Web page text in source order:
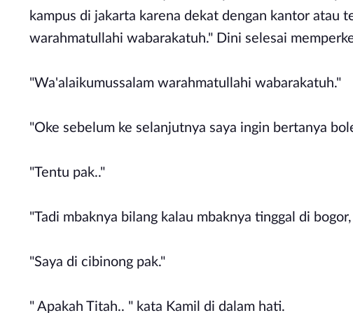
kampus di jakarta karena dekat dengan kantor atau
warahmatullahi wabarakatuh." Dini selesai
"Wa'alaikumussalam warahmatullahi wabarakatuh."
"Oke sebelum ke selanjutnya saya ingin bertanya
"Tentu pak.."
"Tadi mbaknya bilang kalau mbaknya tinggal di
"Saya di cibinong pak."
" Apakah Titah.. " kata Kamil di dalam hati.